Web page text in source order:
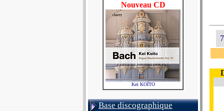
Nouveau CD
Kei KOÏTO
Base discographique